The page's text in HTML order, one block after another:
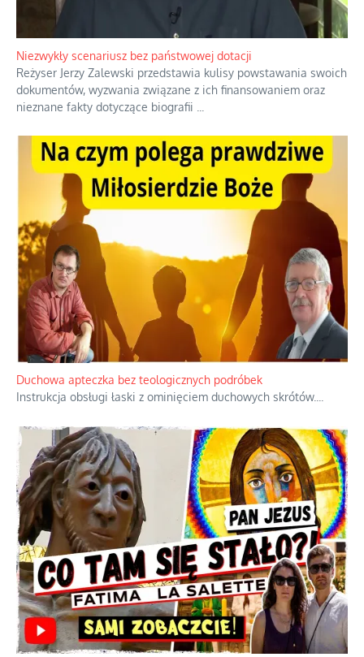
Domowe polowanie na wolne fale
Przez dziesięciolecia miliony Polaków słuchały zagranicznych
rozgłośni radiowych, pomimo że władze komunistyczne robiły
wszystko, aby je zagłuszyć....
Niezwykły scenariusz bez państwowej dotacji
Reżyser Jerzy Zalewski przedstawia kulisy powstawania swoich
dokumentów, wyzwania związane z ich finansowaniem oraz
nieznane fakty dotyczące biografii...